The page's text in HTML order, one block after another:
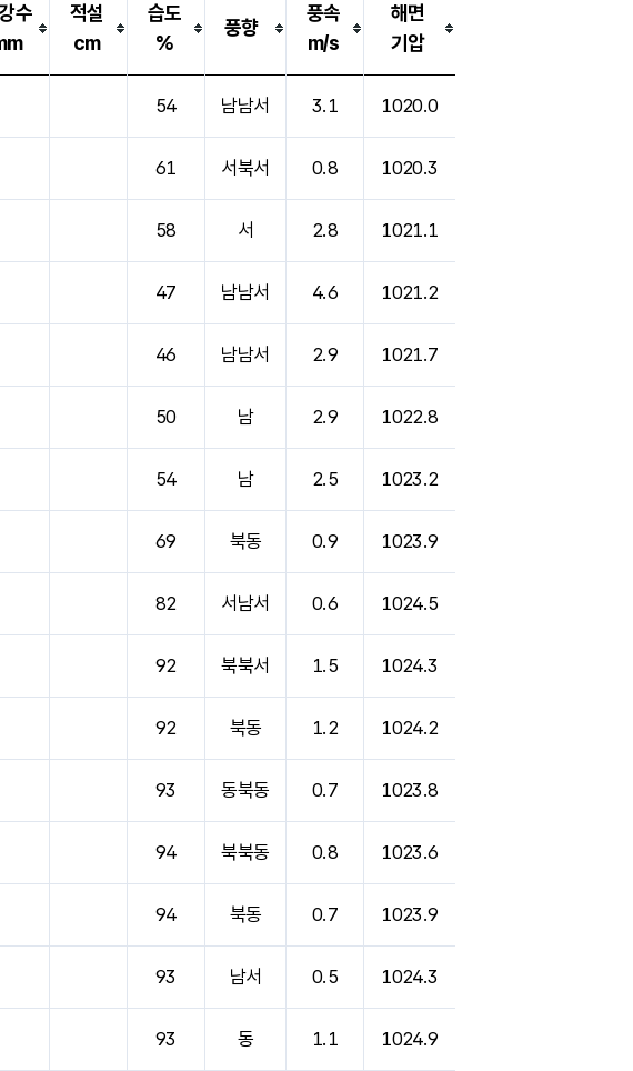
수
적설
cm
습도
%
풍향
풍속
m/s
해면
기압
54 남남서 3.1 1020.0
61 서북서 0.8 1020.3
58 서 2.8 1021.1
47 남남서 4.6 1021.2
46 남남서 2.9 1021.7
50 남 2.9 1022.8
54 남 2.5 1023.2
69 북동 0.9 1023.9
82 서남서 0.6 1024.5
92 북북서 1.5 1024.3
92 북동 1.2 1024.2
93 동북동 0.7 1023.8
94 북북동 0.8 1023.6
94 북동 0.7 1023.9
93 남서 0.5 1024.3
93 동 1.1 1024.9